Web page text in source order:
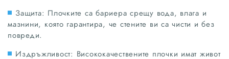
Защита: Плочките са бариера срещу вода, влага и
мазнини, която гарантира, че стените ви са чисти и без
повреди.
Издръжливост: Висококачествените плочки имат живот